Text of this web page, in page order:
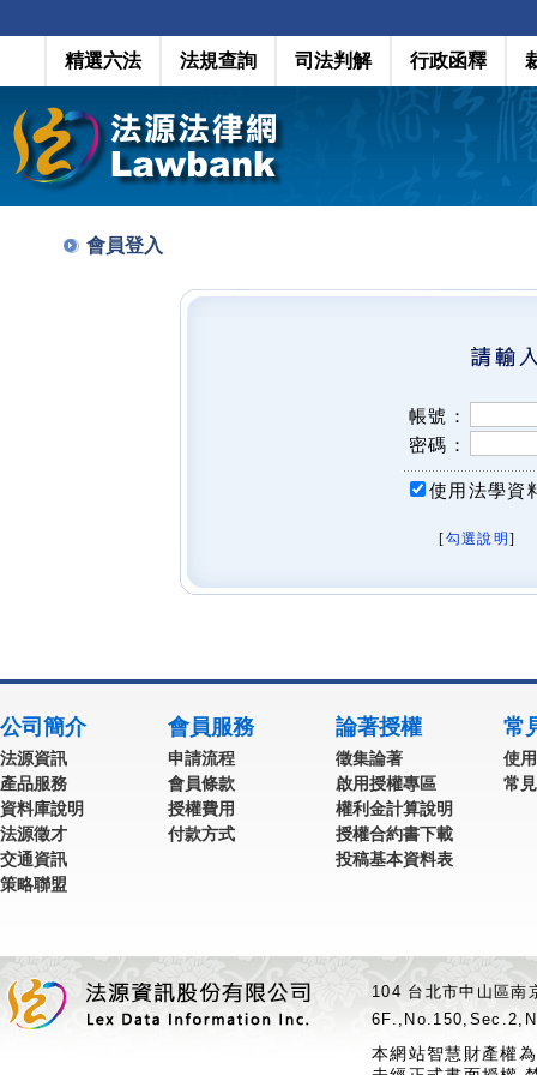
精選六法 法規查詢 司法判解 行政函釋
會員登入
帳號：
密碼：
使用法學資
[勾選說明 ]
公司簡介
法源資訊
產品服務
資料庫說明
法源徵才
交通資訊
策略聯盟
會員服務
申請流程
會員條款
授權費用
付款方式
論著授權
徵集論著
啟用授權專區
權利金計算說明
授權合約書下載
投稿基本資料表
常
使
常
104 台北市中山區
本網站智慧財產權